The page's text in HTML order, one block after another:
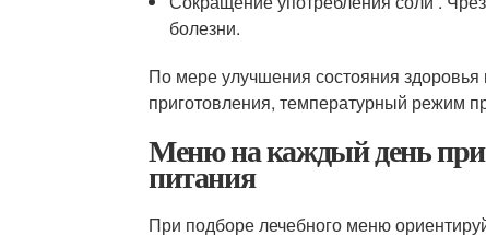
болезни.
По мере улучшения состояния
приготовления, температурный режим
Меню на каждый день при
питания
При подборе лечебного меню